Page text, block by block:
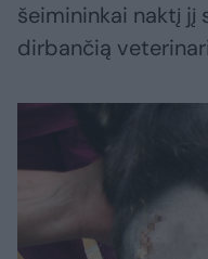
šeimininkai naktį jį
dirbančią